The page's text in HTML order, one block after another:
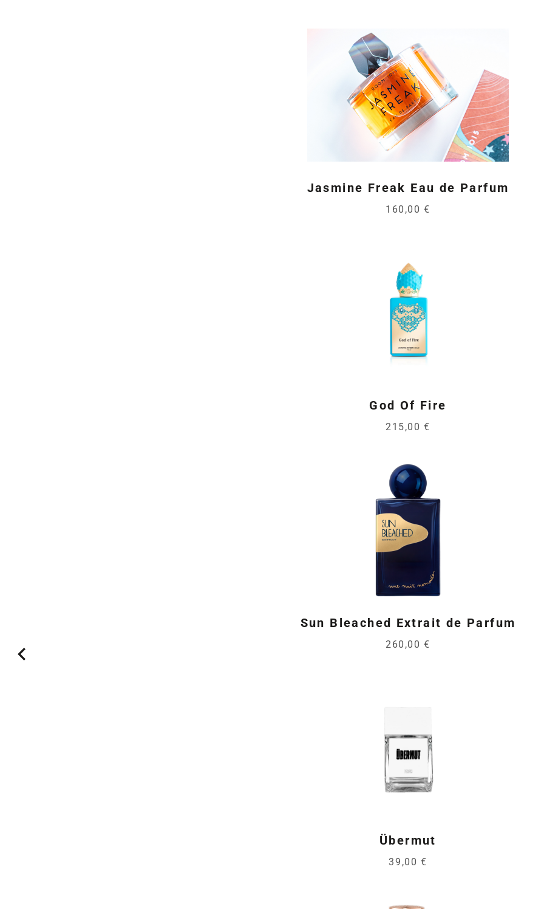
Jasmine Freak Eau de Parfum
160,00 €
God Of Fire
215,00 €
Sun Bleached Extrait de Parfum
260,00 €
Übermut
39,00 €